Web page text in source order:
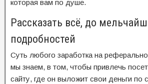
которая вам по душе.
Рассказать всё, до
подробностей
Суть любого заработка на
мы знаем, в том, чтобы привлечь
сайту, где он выложит свои деньги по